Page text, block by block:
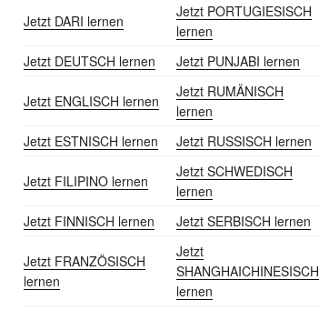
Jetzt DARI lernen
Jetzt PORTUGIESISCH
lernen
Jetzt DEUTSCH lernen
Jetzt PUNJABI lernen
Jetzt ENGLISCH lernen
Jetzt RUMÄNISCH
lernen
Jetzt ESTNISCH lernen
Jetzt RUSSISCH lernen
Jetzt FILIPINO lernen
Jetzt SCHWEDISCH
lernen
Jetzt FINNISCH lernen
Jetzt SERBISCH lernen
Jetzt FRANZÖSISCH
lernen
Jetzt
SHANGHAICHINESISCH
lernen